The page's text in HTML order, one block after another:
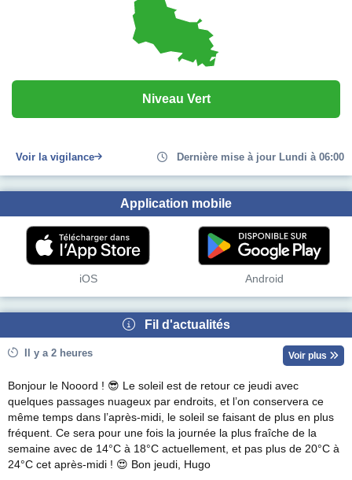
Niveau Vert
Voir la vigilance Dernière mise à jour Lundi à 06:00
Application mobile
iOS Android
Fil d'actualités
Il y a 2 heures Voir plus
Bonjour le Nooord ! 😎 Le soleil est de retour ce jeudi avec
quelques passages nuageux par endroits, et l’on conservera ce
même temps dans l’après-midi, le soleil se faisant de plus en plus
fréquent. Ce sera pour une fois la journée la plus fraîche de la
semaine avec de 14°C à 18°C actuellement, et pas plus de 20°C à
24°C cet après-midi ! 😍 Bon jeudi, Hugo